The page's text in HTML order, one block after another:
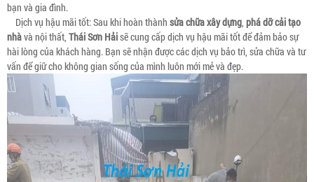
bạn và gia đình.
Dịch vụ hậu mãi tốt: Sau khi hoàn thành sửa chữa xây dựng, phá dỡ cải tạo
nhàvà nội thất, Thái Sơn Hảisẽ cung cấp dịch vụ hậu mãi tốt để đảm bảo sự
hài lòng của khách hàng. Bạn sẽ nhận được các dịch vụ bảo trì, sửa chữa và tư
vấn để giữ cho không gian sống của mình luôn mới mẻ và đẹp.